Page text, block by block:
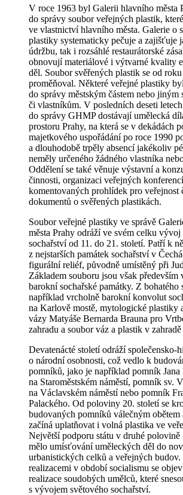
V roce 1963 byl Galerii hlavního města
do správy soubor veřejných plastik,
ve vlastnictví hlavního města. Galerie o
plastiky systematicky pečuje a zajišťuje
údržbu, tak i rozsáhlé restaurátorské
obnovují materiálové i výtvarné kvality
děl. Soubor svěřených plastik se od
proměňoval. Některé veřejné plastiky
do správy městským částem nebo jiným
či vlastníkům. V posledních deseti
do správy GHMP dostávají umělecká
prostoru Prahy, na která se v dekádách
majetkového uspořádání po roce 1990
a dlouhodobě trpěly absencí jakékoliv
neměly určeného žádného vlastníka
Oddělení se také věnuje výstavní a
činnosti, organizaci veřejných
komentovaných prohlídek pro veřejnost
dokumentů o svěřených plastikách.
Soubor veřejné plastiky ve správě
města Prahy odráží ve svém celku vývoj
sochařství od 11. do 21. století. Patří k
z nejstarších památek sochařství v
figurální reliéf, původně umístěný při
Základem souboru jsou však
barokní sochařské památky. Z bohatého
například vrcholně barokní konvolut
na Karlově mostě, mytologické plastiky
vázy Matyáše Bernarda Brauna pro
zahradu a soubor váz a plastik v
Devatenácté století odráží společensko-
o národní osobnosti, což vedlo k
pomníků, jako je například pomník Jana
na Staroměstském náměstí, pomník sv.
na Václavském náměstí nebo pomník
Palackého. Od poloviny 20. století se
budovaných pomníků válečným obětem
začíná uplatňovat i volná plastika ve
Největší podporu státu v druhé polovině
mělo umísťování uměleckých děl do
urbanistických celků a veřejných budov.
realizacemi v období socialismu se
realizace soudobých umělců, které
s vývojem světového sochařství.